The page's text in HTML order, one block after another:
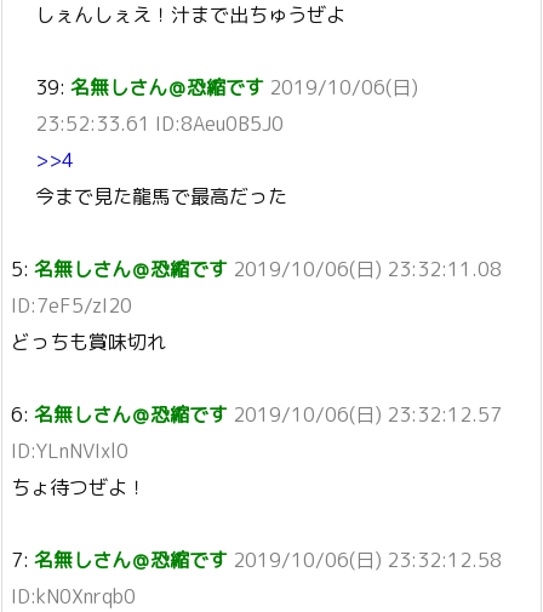
しぇんしぇえ！汁まで出ちゅうぜよ
39: 名無しさん＠恐縮です 2019/10/06(日)
23:52:33.61 ID:8Aeu0B5J0
>>4
今まで見た龍馬で最高だった
5: 名無しさん＠恐縮です 2019/10/06(日) 23:32:11.08
ID:7eF5/zI20
どっちも賞味切れ
6: 名無しさん＠恐縮です 2019/10/06(日) 23:32:12.57
ID:YLnNVIxl0
ちょ待つぜよ！
7: 名無しさん＠恐縮です 2019/10/06(日) 23:32:12.58
ID:kN0Xnrqb0